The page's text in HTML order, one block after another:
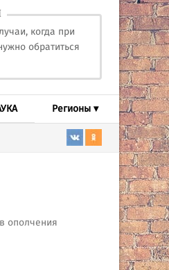
когда при
обратиться
Регионы ▾
ополчения